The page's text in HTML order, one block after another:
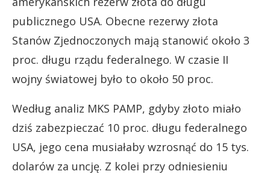
publicznego USA. Obecne rezerwy złota
Stanów Zjednoczonych mają stanowić około 3
proc. długu rządu federalnego. W czasie II
wojny światowej było to około 50 proc.
Według analiz MKS PAMP, gdyby złoto miało
dziś zabezpieczać 10 proc. długu federalnego
USA, jego cena musiałaby wzrosnąć do 15 tys.
dolarów za uncję. Z kolei przy odniesieniu